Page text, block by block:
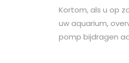
Kortom, als u op
uw aquarium,
pomp bijdragen